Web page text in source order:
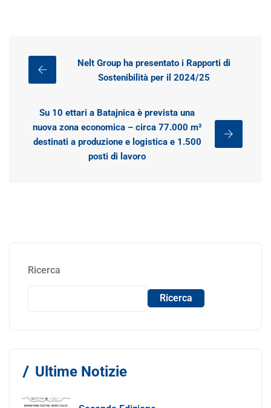
Nelt Group ha presentato i Rapporti di
Sostenibilità per il 2024/25
Su 10 ettari a Batajnica è prevista una
nuova zona economica – circa 77.000 m²
destinati a produzione e logistica e 1.500
posti di lavoro
Ricerca
Ricerca
Ultime Notizie